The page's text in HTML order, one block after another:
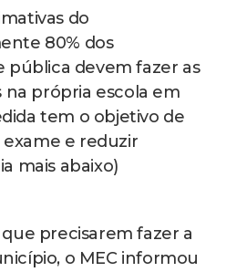
do
80% dos
pública devem fazer as
na própria escola em
tem o objetivo de
exame e reduzir
mais abaixo)
precisarem fazer a
o MEC informou